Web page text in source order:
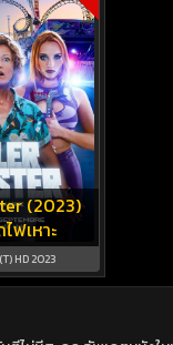
(2023)
ฟเหาะ
HD 2023